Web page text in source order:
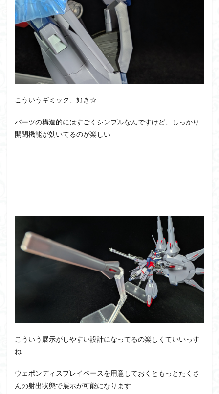
こういうギミック、好き☆
パーツの構造的にはすごくシンプルなんですけど、しっかり
開閉機能が効いてるのが楽しい
こういう展示がしやすい設計になってるの楽しくていいっす
ね
ウェポンディスプレイベースを用意しておくともっとたくさ
んの射出状態で展示が可能になります